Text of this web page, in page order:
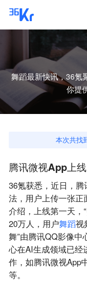
舞蹈最新快讯，36氪
你提
本次共找
腾讯微视App上
36氪获悉，近日，腾
法，用户上传一张
介绍，上线第一天，
20万人，用户舞蹈视
舞”由腾讯QQ影像
心在AI生成领域已经
作，如腾讯微视App
等。